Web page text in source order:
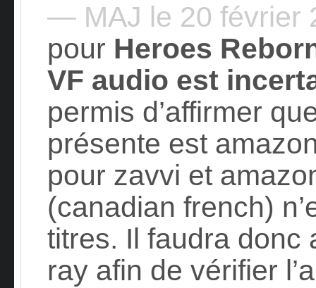
— MAJ le 20 février
pour Heroes
VF audio est
permis d’affirmer
présente est
pour zavvi et
(canadian french)
titres. Il faudra donc
ray afin de vérifier